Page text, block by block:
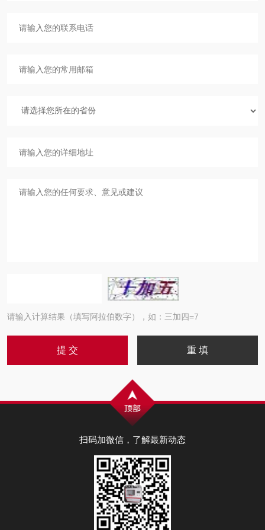
请输入计算结果（填写阿拉伯数字），如：三加四=7
扫码加微信，了解最新动态